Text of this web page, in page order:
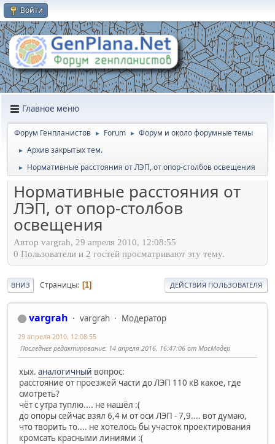
Войти
Главное меню
Форум Генпланистов ► Forum ► Форум и около форумные темы
► Архив закрытых тем.
► Нормативные расстояния от ЛЭП, от опор-столбов освещения
Нормативные расстояния от
ЛЭП, от опор-столбов
освещения
Автор vargrah, 29 апреля 2010, 12:08:55
0 Пользователи и 2 гостей просматривают эту тему.
ВНИЗ Страницы 1 ДЕЙСТВИЯ ПОЛЬЗОВАТЕЛЯ
vargrah vargrah Модератор
29 апреля 2010, 12:08:55
Последнее редактирование: 14 апреля 2016, 16:47:06 от МосМодер
хых. аналогичный вопрос:
расстояние от проезжей части до ЛЭП 110 кВ какое, где
смотреть?
чёт с утра туплю.... не нашёл :(
до опоры сейчас взял 6,4 м от оси ЛЭП - 7,9.... вот думаю,
что творить то.... не хотелось бы участок проектирования
кромсать красными линиями :(